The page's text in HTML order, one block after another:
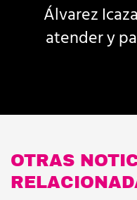
Álvarez
atender y
OTRAS